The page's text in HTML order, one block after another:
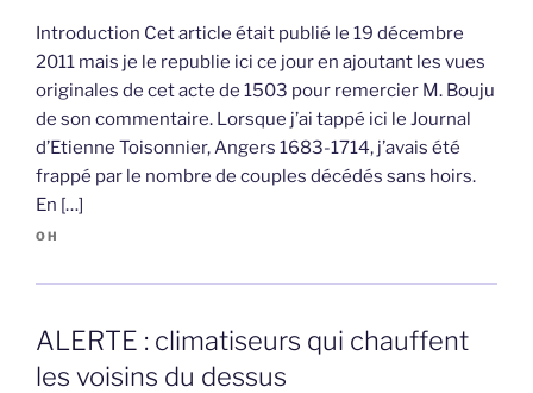
Introduction Cet article était publié le 19 décembre
2011 mais je le republie ici ce jour en ajoutant les vues
originales de cet acte de 1503 pour remercier M. Bouju
de son commentaire. Lorsque j’ai tappé ici le Journal
d’Etienne Toisonnier, Angers 1683-1714, j’avais été
frappé par le nombre de couples décédés sans hoirs.
En […]
OH
ALERTE : climatiseurs qui chauffent
les voisins du dessus